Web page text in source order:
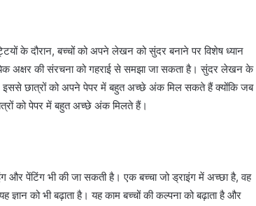
के दौरान, बच्चों को अपने लेखन को सुंदर बनाने पर विशेष ध्यान
अक्षर की संरचना को गहराई से समझा जा सकता है। सुंदर लेखन के
इससे छात्रों को अपने पेपर में बहुत अच्छे अंक मिल सकते हैं क्योंकि जब
को पेपर में बहुत अच्छे अंक मिलते हैं।
और पेंटिंग भी की जा सकती है। एक बच्चा जो ड्राइंग में अच्छा है, वह
को भी बढ़ाता है। यह काम बच्चों की कल्पना को बढ़ाता है और